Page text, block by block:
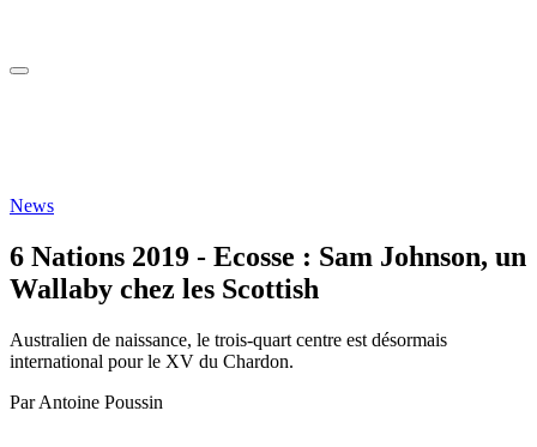
News
6 Nations 2019 - Ecosse : Sam Johnson, un
Wallaby chez les Scottish
Australien de naissance, le trois-quart centre est désormais
international pour le XV du Chardon.
Par Antoine Poussin